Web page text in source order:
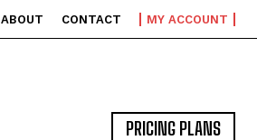
ABOUT CONTACT MY ACCOUNT
PRICING PLANS